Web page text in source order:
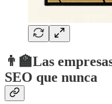
👨‍🏫Las
SEO que nunca